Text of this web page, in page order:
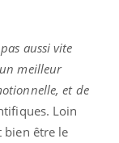
aussi vite
meilleur
et de
Loin
bien être le